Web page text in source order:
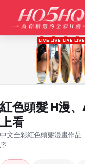
紅色頭髮 H漫
上看
中文全彩紅色頭髮漫畫作
序